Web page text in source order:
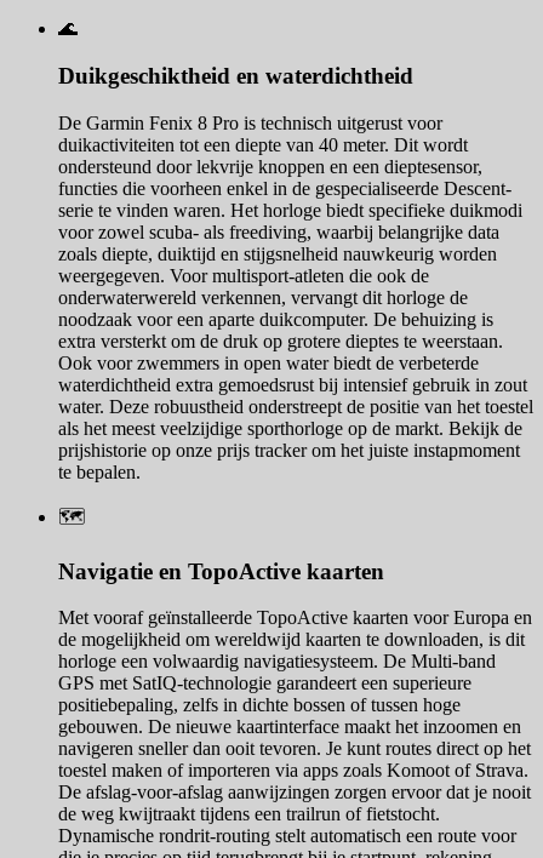
🌊
Duikgeschiktheid en waterdichtheid
De Garmin Fenix 8 Pro is technisch uitgerust voor
duikactiviteiten tot een diepte van 40 meter. Dit wordt
ondersteund door lekvrije knoppen en een dieptesensor,
functies die voorheen enkel in de gespecialiseerde Descent-
serie te vinden waren. Het horloge biedt specifieke duikmodi
voor zowel scuba- als freediving, waarbij belangrijke data
zoals diepte, duiktijd en stijgsnelheid nauwkeurig worden
weergegeven. Voor multisport-atleten die ook de
onderwaterwereld verkennen, vervangt dit horloge de
noodzaak voor een aparte duikcomputer. De behuizing is
extra versterkt om de druk op grotere dieptes te weerstaan.
Ook voor zwemmers in open water biedt de verbeterde
waterdichtheid extra gemoedsrust bij intensief gebruik in zout
water. Deze robuustheid onderstreept de positie van het toestel
als het meest veelzijdige sporthorloge op de markt. Bekijk de
prijshistorie op onze prijs tracker om het juiste instapmoment
te bepalen.
🗺️
Navigatie en TopoActive kaarten
Met vooraf geïnstalleerde TopoActive kaarten voor Europa en
de mogelijkheid om wereldwijd kaarten te downloaden, is dit
horloge een volwaardig navigatiesysteem. De Multi-band
GPS met SatIQ-technologie garandeert een superieure
positiebepaling, zelfs in dichte bossen of tussen hoge
gebouwen. De nieuwe kaartinterface maakt het inzoomen en
navigeren sneller dan ooit tevoren. Je kunt routes direct op het
toestel maken of importeren via apps zoals Komoot of Strava.
De afslag-voor-afslag aanwijzingen zorgen ervoor dat je nooit
de weg kwijtraakt tijdens een trailrun of fietstocht.
Dynamische rondrit-routing stelt automatisch een route voor